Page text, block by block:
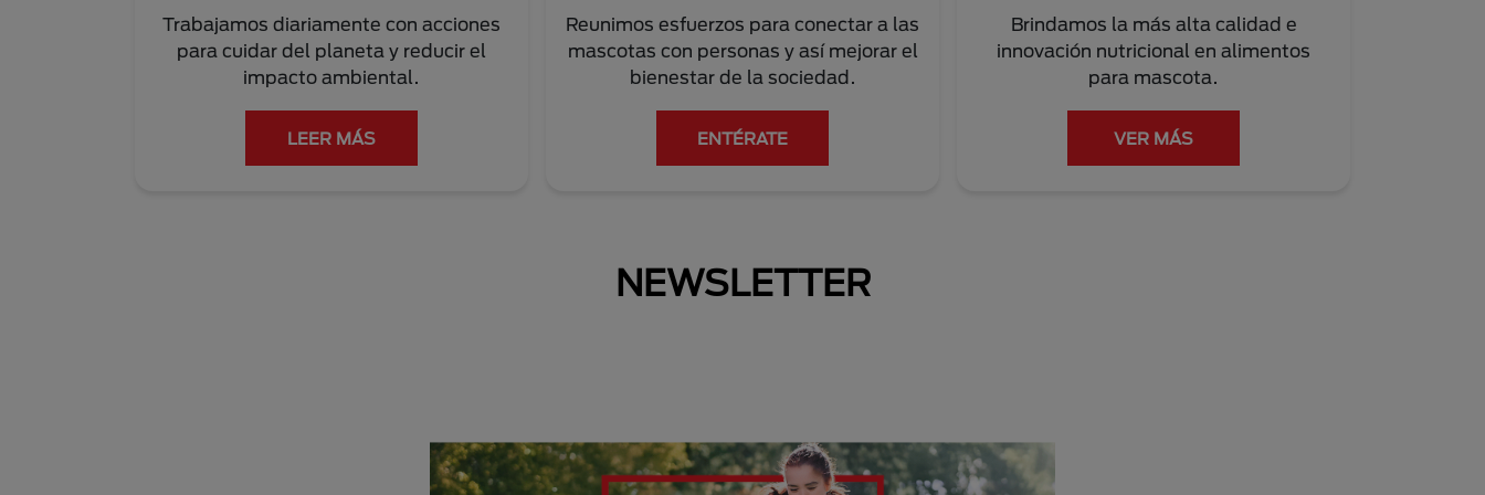
Trabajamos diariamente con acciones
para cuidar del planeta y reducir el
impacto ambiental.
LEER MÁS
Reunimos esfuerzos para conectar a las
mascotas con personas y así mejorar el
bienestar de la sociedad.
ENTÉRATE
Brindamos la más alta calidad e
innovación nutricional en alimentos
para mascota.
VER MÁS
NEWSLETTER